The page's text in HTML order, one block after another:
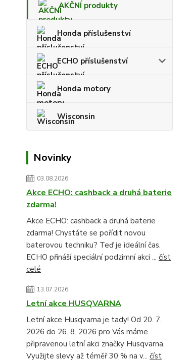
AKČNÍ produkty
Honda příslušenství
ECHO příslušenství
Honda motory
Wisconsin
Novinky
03.08.2026
Akce ECHO: cashback a druhá baterie
zdarma!
Akce ECHO: cashback a druhá baterie
zdarma! Chystáte se pořídit novou
baterovou techniku? Teď je ideální čas.
ECHO přináší speciální podzimní akci ... číst
celé
13.07.2026
Letní akce HUSQVARNA
Letní akce Husqvarna je tady! Od 20. 7.
2026 do 26. 8. 2026 pro Vás máme
připravenou letní akci značky Husqvarna.
Využijte slevy až téměř 30 % na v... číst